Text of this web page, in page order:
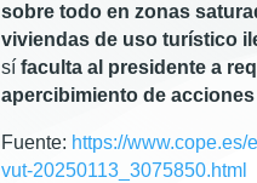
sobre todo en zonas
viviendas de uso turístico
sí faculta al presidente a
apercibimiento de
Fuente: https://
vut-20250113_3075850.html